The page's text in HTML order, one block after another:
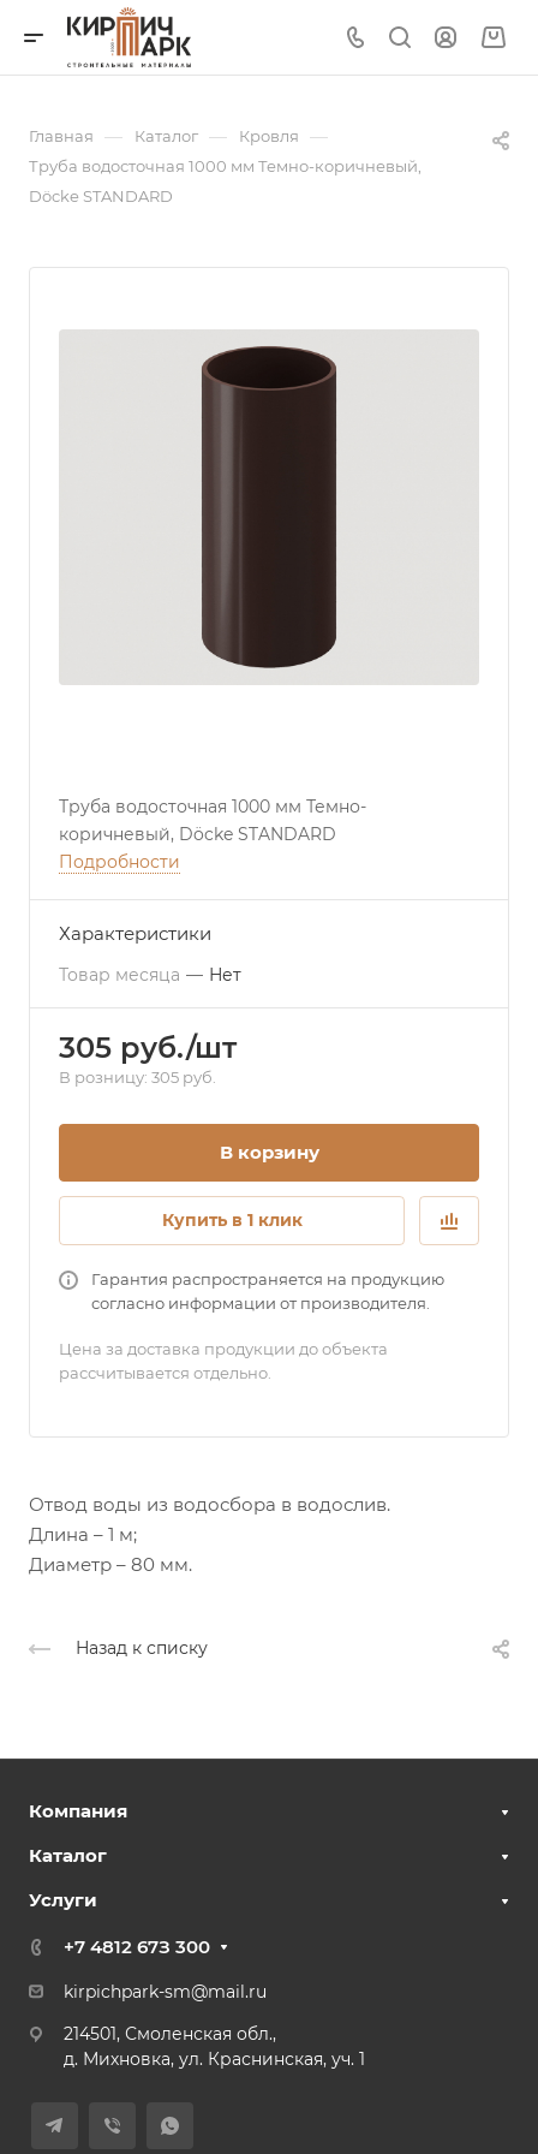
Главная — Каталог — Кровля —
Труба водосточная 1000 мм Темно-коричневый,
Döcke STANDARD
Труба водосточная 1000 мм Темно-
коричневый, Döcke STANDARD
Подробности
Характеристики
Товар месяца — Нет
305 руб./шт
В розницу: 305 руб.
В корзину
Купить в 1 клик
Гарантия распространяется на продукцию
согласно информации от производителя.
Цена за доставка продукции до объекта
рассчитывается отдельно.
Отвод воды из водосбора в водослив.
Длина – 1 м;
Диаметр – 80 мм.
Назад к списку
Компания
Каталог
Услуги
+7 4812 67З 300
kirpichpark-sm@mail.ru
214501, Смоленская обл.,
д. Михновка, ул. Краснинская, уч. 1